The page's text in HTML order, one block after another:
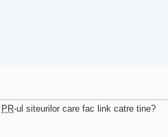
PR-ul siteurilor care fac link catre tine?